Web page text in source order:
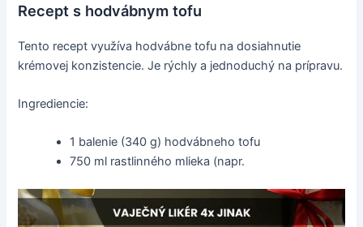
Recept s hodvábnym tofu
Tento recept využíva hodvábne tofu na dosiahnutie
krémovej konzistencie. Je rýchly a jednoduchý na prípravu.
Ingrediencie:
1 balenie (340 g) hodvábneho tofu
750 ml rastlinného mlieka (napr.